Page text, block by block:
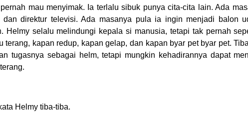
mau menyimak. Ia terlalu sibuk punya cita-cita lain. Ada
direktur televisi. Ada masanya pula ia ingin menjadi balon
Helmy selalu melindungi kepala si manusia, tetapi tak pernah
terang, kapan redup, kapan gelap, dan kapan byar pet byar pet.
tugasnya sebagai helm, tetapi mungkin kehadirannya dapat
Helmy tiba-tiba.